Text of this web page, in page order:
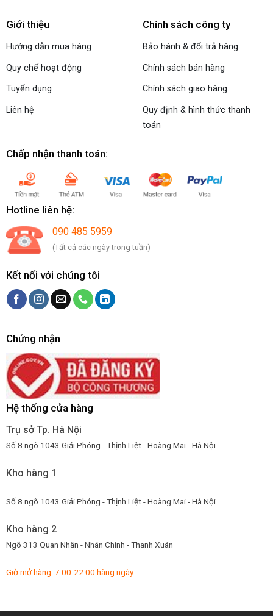
Giới thiệu
Hướng dẫn mua hàng
Quy chế hoạt động
Tuyển dụng
Liên hệ
Chính sách công ty
Bảo hành & đổi trả hàng
Chính sách bán hàng
Chính sách giao hàng
Quy định & hình thức thanh
toán
Chấp nhận thanh toán:
Hotline liên hệ:
090 485 5959
(Tất cả các ngày trong tuần)
Kết nối với chúng tôi
Chứng nhận
Hệ thống cửa hàng
Trụ sở Tp. Hà Nội
Số 8 ngõ 1043 Giải Phóng - Thịnh Liệt - Hoàng Mai - Hà Nội
Kho hàng 1
Số 8 ngõ 1043 Giải Phóng - Thịnh Liệt - Hoàng Mai - Hà Nội
Kho hàng 2
Ngõ 313 Quan Nhân - Nhân Chính - Thanh Xuân
Giờ mở hàng: 7:00-22:00 hàng ngày